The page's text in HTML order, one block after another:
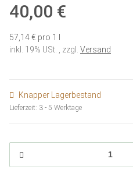
40,00 €
57,14 € pro 1 l
inkl. 19% USt. , zzgl. Versand
Knapper Lagerbestand
Lieferzeit: 3 - 5 Werktage